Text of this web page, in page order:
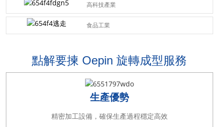
高科技產業
食品工業
點解要揀 Oepin 旋轉成型服務
生產優勢
精密加工設備，確保生產過程穩定高效